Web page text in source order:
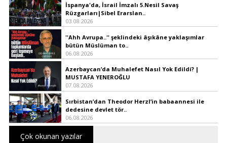
İspanya'da, İsrail İmzalı 5.Nesil Savaş
Rüzgarları|Sibel Erarslan..
03.08.2026
''Ahh Avrupa..'' şeklindeki âşıkâne yaklaşımlar
bütün Müslüman to..
06.08.2026
Azerbaycan’da Muhalefet Nasıl Yok Edildi? |
MUSTAFA YENEROĞLU
07.08.2026
Sırbistan’dan Theodor Herzl’in babaannesi ile
dedesine devlet tör..
06.08.2026
Çok okunan yazılar